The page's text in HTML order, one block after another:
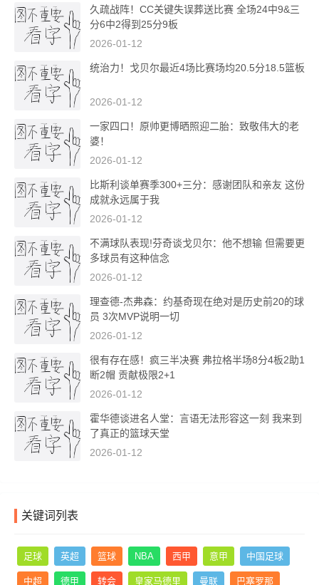
久疏战阵！CC关键失误葬送比赛 全场24中9&三
分6中2得到25分9板
2026-01-12
统治力！戈贝尔最近4场比赛场均20.5分18.5篮板
2026-01-12
一家四口！原帅更博晒照迎二胎：致敬伟大的老
婆！
2026-01-12
比斯利谈单赛季300+三分：感谢团队和亲友 这份
成就永远属于我
2026-01-12
不满球队表现!芬奇谈戈贝尔：他不想输 但需要更
多球员有这种信念
2026-01-12
理查德-杰弗森：约基奇现在绝对是历史前20的球
员 3次MVP说明一切
2026-01-12
很有存在感！疯三半决赛 弗拉格半场8分4板2助1
断2帽 贡献极限2+1
2026-01-12
霍华德谈进名人堂：言语无法形容这一刻 我来到
了真正的篮球天堂
2026-01-12
关键词列表
足球 英超 篮球 NBA 西甲 意甲 中国足球
中超 德甲 转会 皇家马德里 曼联 巴塞罗那